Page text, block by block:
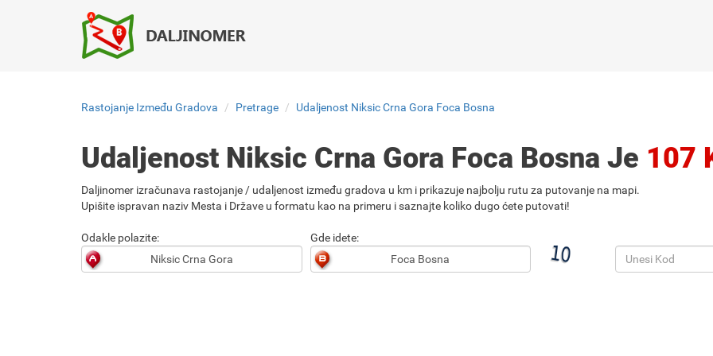
Rastojanje Između Gradova Pretrage Udaljenost Niksic Crna Gora Foca Bosna
Udaljenost Niksic Crna Gora Foca Bosna Je 107
Daljinomer izračunava rastojanje / udaljenost između gradova u km i prikazuje najbolju rutu za putovanje na mapi.
Upišite ispravan naziv Mesta i Države u formatu kao na primeru i saznajte koliko dugo ćete putovati!
Odakle polazite: Gde idete: